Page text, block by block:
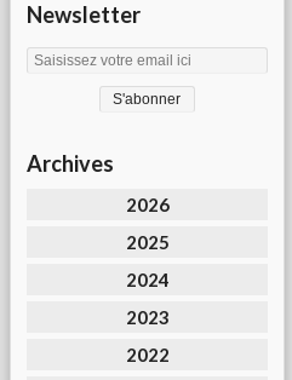
Newsletter
Archives
2026
2025
2024
2023
2022